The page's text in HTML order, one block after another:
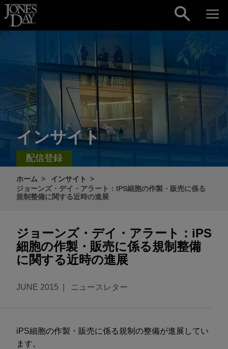
Skip to content
インサイト
配信登録
ホーム
インサイト
ジョーンズ・デイ・アラート：IPS細胞の作製・販売に係る
規制整備に関する近時の進展
ジョーンズ・デイ・アラート：iPS
細胞の作製・販売に係る規制整備
に関する近時の進展
JUNE 2015 ニュースレター
iPS細胞の作製・販売に係る規制の整備が進展してい
ます。